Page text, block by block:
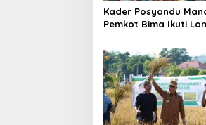
s
Kader Posyandu
Pemkot Bima Ikuti